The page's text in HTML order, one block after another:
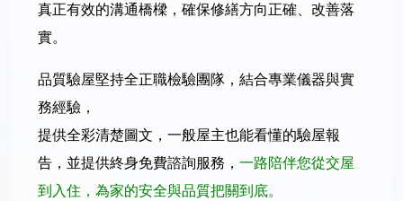
真正有效的溝通橋樑，確保修繕方向正確、改善落
實。
品質驗屋堅持全正職檢驗團隊，結合專業儀器與實
務經驗，
提供全彩清楚圖文，一般屋主也能看懂的驗屋報
告，並提供終身免費諮詢服務， 一路陪伴您從交屋
到入住，為家的安全與品質把關到底。